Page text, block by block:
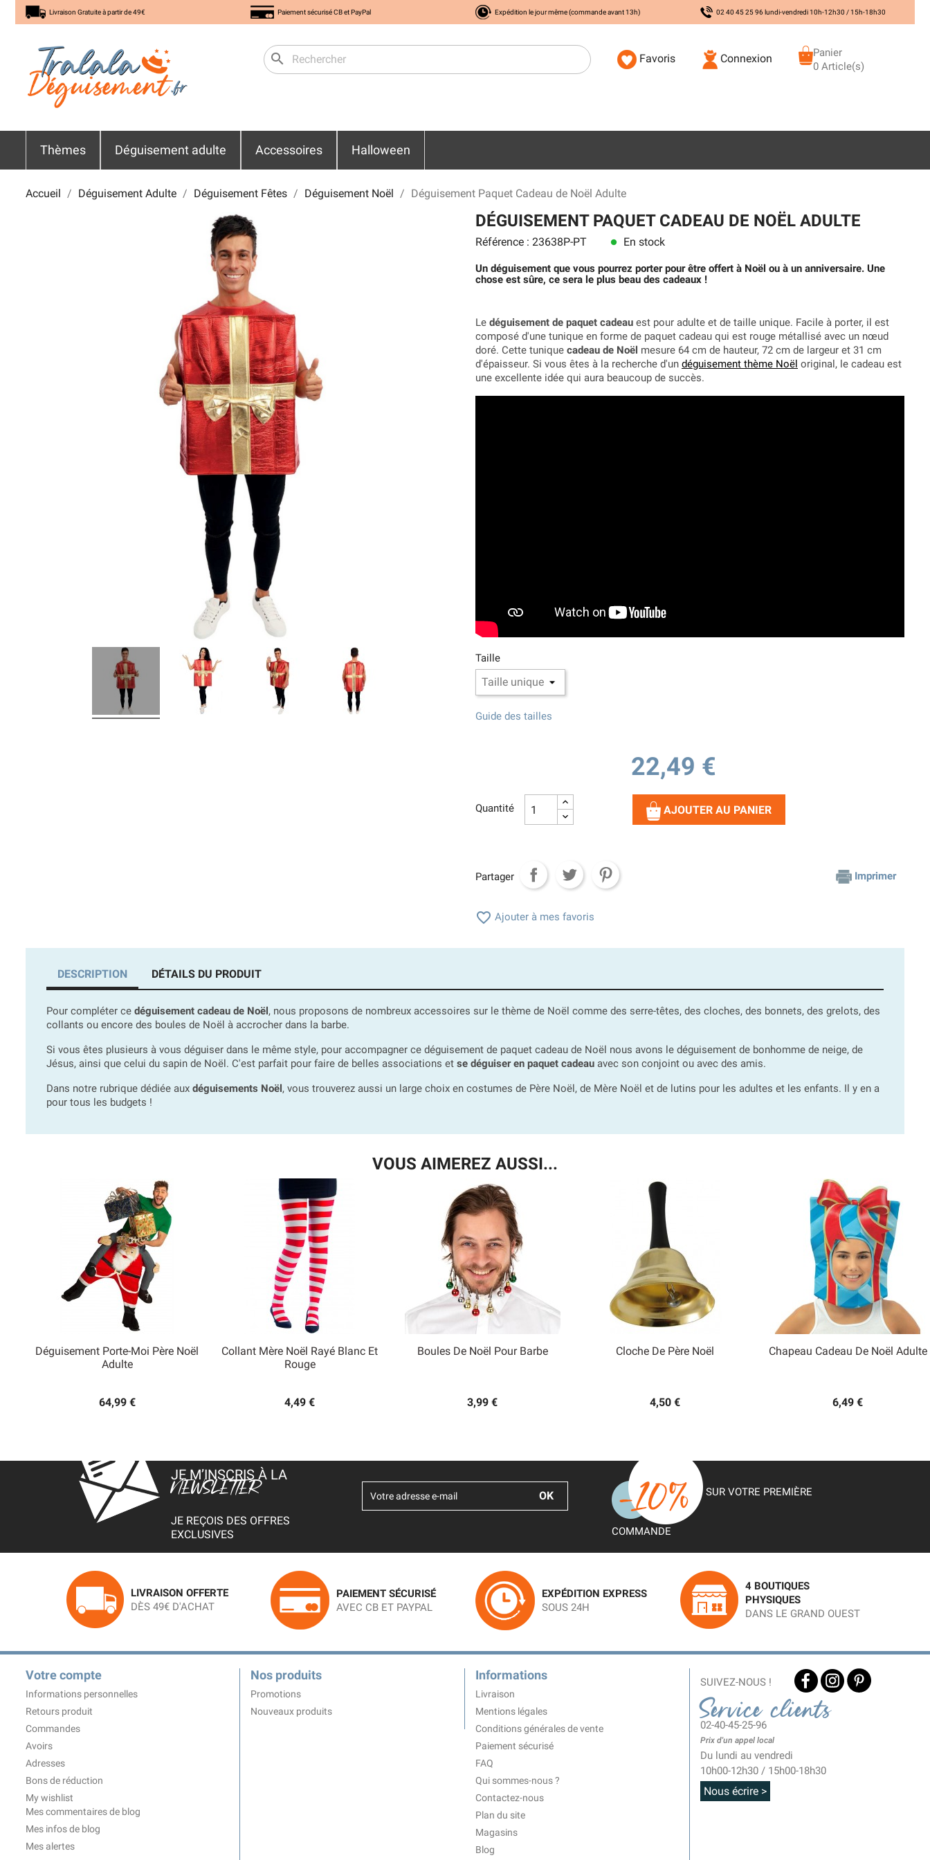
Livraison Gratuite à partir de 49€ Paiement sécurisé CB et PayPal Expédition le jour même (commande avant 13h) 02 40 45 25 96 lundi-vendredi 10h-12h30 / 15h-18h30
search Favoris Connexion
Panier
0 Article(s)
Thèmes Déguisement adulte Accessoires Halloween
Accueil Déguisement Adulte Déguisement Fêtes Déguisement Noël Déguisement Paquet Cadeau de Noël Adulte
DÉGUISEMENT PAQUET CADEAU DE NOËL ADULTE
Référence : 23638P-PT lens En stock
Un déguisement que vous pourrez porter pour être offert à Noël ou à un anniversaire. Une
chose est sûre, ce sera le plus beau des cadeaux !
Le déguisement de paquet cadeau est pour adulte et de taille unique. Facile à porter, il est
composé d'une tunique en forme de paquet cadeau qui est rouge métallisé avec un nœud
doré. Cette tunique cadeau de Noël mesure 64 cm de hauteur, 72 cm de largeur et 31 cm
d'épaisseur. Si vous êtes à la recherche d'un déguisement thème Noël original, le cadeau est
une excellente idée qui aura beaucoup de succès.
Taille
Guide des tailles
22,49 €
Quantité AJOUTER AU PANIER
Partager Imprimer
 Ajouter à mes favoris
DESCRIPTION DÉTAILS DU PRODUIT
Pour compléter ce déguisement cadeau de Noël, nous proposons de nombreux accessoires sur le thème de Noël comme des serre-têtes, des cloches, des bonnets, des grelots, des
collants ou encore des boules de Noël à accrocher dans la barbe.
Si vous êtes plusieurs à vous déguiser dans le même style, pour accompagner ce déguisement de paquet cadeau de Noël nous avons le déguisement de bonhomme de neige, de
Jésus, ainsi que celui du sapin de Noël. C'est parfait pour faire de belles associations et se déguiser en paquet cadeau avec son conjoint ou avec des amis.
Dans notre rubrique dédiée aux déguisements Noël, vous trouverez aussi un large choix en costumes de Père Noël, de Mère Noël et de lutins pour les adultes et les enfants. Il y en a
pour tous les budgets !
VOUS AIMEREZ AUSSI...
Déguisement Porte-Moi Père Noël
Adulte
64,99 €
Aperçu rapide
Collant Mère Noël Rayé Blanc Et
Rouge
4,49 €
Aperçu rapide
Boules De Noël Pour Barbe
3,99 €
Cloche De Père Noël
4,50 €
Chapeau Cadeau De Noël Adulte
6,49 €
JE M’INSCRIS À LA
NEWSLETTER
JE REÇOIS DES OFFRES
EXCLUSIVES
SUR VOTRE PREMIÈRE
COMMANDE
LIVRAISON OFFERTE
DÈS 49€ D'ACHAT
PAIEMENT SÉCURISÉ
AVEC CB ET PAYPAL
EXPÉDITION EXPRESS
SOUS 24H
4 BOUTIQUES
PHYSIQUES
DANS LE GRAND OUEST
Votre compte
Informations personnelles
Retours produit
Commandes
Avoirs
Adresses
Bons de réduction
My wishlist
Mes commentaires de blog
Mes infos de blog
Mes alertes
Nos produits
Promotions
Nouveaux produits
Informations
Livraison
Mentions légales
Conditions générales de vente
Paiement sécurisé
FAQ
Qui sommes-nous ?
Contactez-nous
Plan du site
Magasins
Blog
SUIVEZ-NOUS !
Service clients
02-40-45-25-96
Prix d'un appel local
Du lundi au vendredi
10h00-12h30 / 15h00-18h30
Nous écrire >